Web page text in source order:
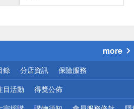
送
請小心！
more
錄 分店資訊 保險服務
目活動 得獎公佈